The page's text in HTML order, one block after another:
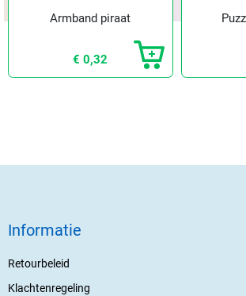
Armband piraat
€ 0,32
Informatie
Retourbeleid
Klachtenregeling